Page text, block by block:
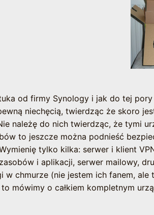
od firmy Synology i jak do tej
niechęcią, twierdząc że skoro
należę do nich twierdząc, że tymi
to jeszcze można podnieść
tylko kilka: serwer i klient
i aplikacji, serwer mailowy,
w chmurze (nie jestem ich fanem,
mówimy o całkiem kompletnym